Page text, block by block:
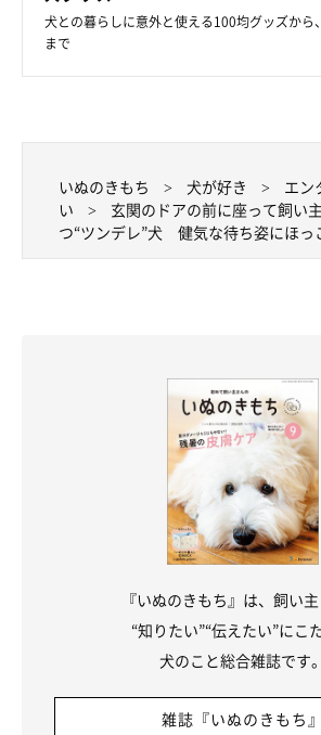
犬との暮らしに意外と使える100均グッズから
まで
いぬのきもち 犬が好き エン
い
玄関のドアの前に座って飼い
つ“ツンデレ”犬 健気な待ち姿にほっ
『いぬのきもち』は、飼い
“知りたい”“伝えたい”にこ
犬のこと総合雑誌です。
雑誌『いぬのきもち』